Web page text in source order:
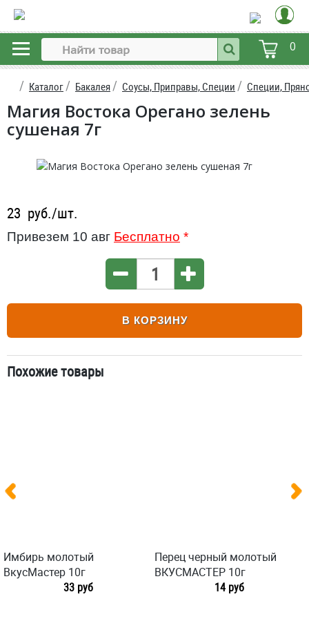
0
Каталог Бакалея Соусы, Приправы, Специи Специи,
Магия Востока Орегано зелень
сушеная 7г
23 руб./шт.
Привезем 10 авг Бесплатно *
В КОРЗИНУ
Похожие товары
Имбирь молотый
ВкусМастер 10г
33 руб
Перец черный молотый
ВКУСМАСТЕР 10г
14 руб